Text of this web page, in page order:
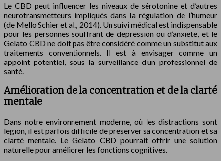
Le CBD peut influencer les niveaux de sérotonine et d’autres
neurotransmetteurs impliqués dans la régulation de l’humeur
(de Mello Schier et al., 2014). Un suivi médical est indispensable
pour les personnes souffrant de dépression ou d’anxiété, et le
Gelato CBD ne doit pas être considéré comme un substitut aux
traitements conventionnels. Il est à envisager comme un
appoint potentiel, sous la surveillance d’un professionnel de
santé.
Amélioration de la concentration et de la clarté
mentale
Dans notre environnement moderne, où les distractions sont
légion, il est parfois difficile de préserver sa concentration et sa
clarté mentale. Le Gelato CBD pourrait offrir une solution
naturelle pour améliorer les fonctions cognitives.